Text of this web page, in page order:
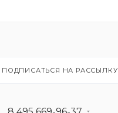
ПОДПИСАТЬСЯ НА РАССЫЛКУ